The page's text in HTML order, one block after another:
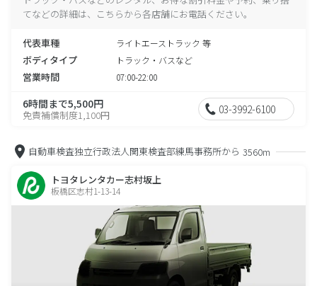
てなどの詳細は、こちらから各店舗にお電話ください。
代表車種 ライトエーストラック 等
ボディタイプ トラック・バスなど
営業時間 07:00-22:00
6時間まで5,500円
免責補償制度1,100円 03-3992-6100
自動車検査独立行政法人関東検査部練馬事務所から 3560m
トヨタレンタカー志村坂上
板橋区志村1-13-14